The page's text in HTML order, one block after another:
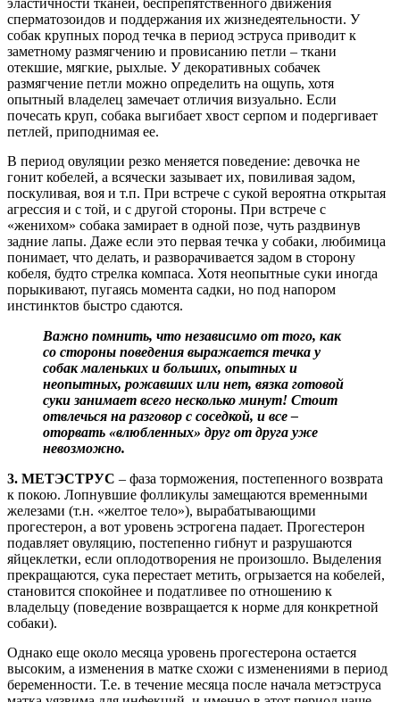
сперматозоидов и поддержания их жизнедеятельности. У
собак крупных пород течка в период эструса приводит к
заметному размягчению и провисанию петли – ткани
отекшие, мягкие, рыхлые. У декоративных собачек
размягчение петли можно определить на ощупь, хотя
опытный владелец замечает отличия визуально. Если
почесать круп, собака выгибает хвост серпом и подергивает
петлей, приподнимая ее.
В период овуляции резко меняется поведение: девочка не
гонит кобелей, а всячески зазывает их, повиливая задом,
поскуливая, воя и т.п. При встрече с сукой вероятна открытая
агрессия и с той, и с другой стороны. При встрече с
«женихом» собака замирает в одной позе, чуть раздвинув
задние лапы. Даже если это первая течка у собаки, любимица
понимает, что делать, и разворачивается задом в сторону
кобеля, будто стрелка компаса. Хотя неопытные суки иногда
порыкивают, пугаясь момента садки, но под напором
инстинктов быстро сдаются.
Важно помнить, что независимо от того, как
со стороны поведения выражается течка у
собак маленьких и больших, опытных и
неопытных, рожавших или нет, вязка готовой
суки занимает всего несколько минут! Стоит
отвлечься на разговор с соседкой, и все –
оторвать «влюбленных» друг от друга уже
невозможно.
3. МЕТЭСТРУС – фаза торможения, постепенного возврата
к покою. Лопнувшие фолликулы замещаются временными
железами (т.н. «желтое тело»), вырабатывающими
прогестерон, а вот уровень эстрогена падает. Прогестерон
подавляет овуляцию, постепенно гибнут и разрушаются
яйцеклетки, если оплодотворения не произошло. Выделения
прекращаются, сука перестает метить, огрызается на кобелей,
становится спокойнее и податливее по отношению к
владельцу (поведение возвращается к норме для конкретной
собаки).
Однако еще около месяца уровень прогестерона остается
высоким, а изменения в матке схожи с изменениями в период
беременности. Т.е. в течение месяца после начала метэструса